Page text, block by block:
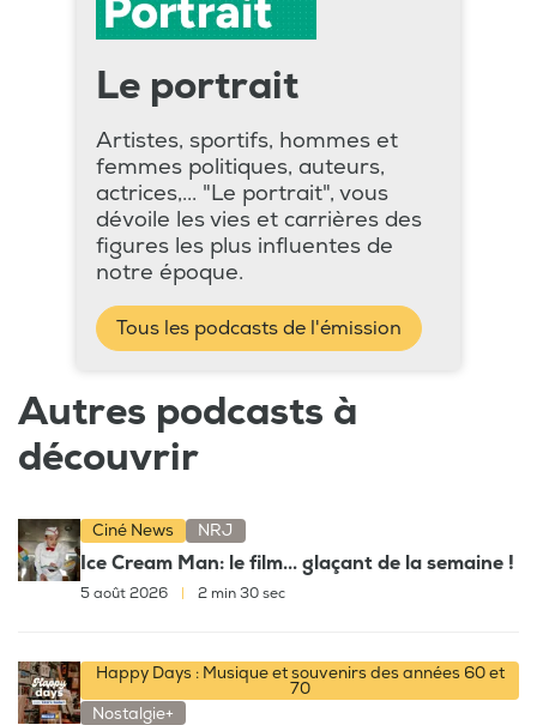
Le portrait
Artistes, sportifs, hommes et
femmes politiques, auteurs,
actrices,... "Le portrait", vous
dévoile les vies et carrières des
figures les plus influentes de
notre époque.
Tous les podcasts de l'émission
Autres podcasts à
découvrir
Ciné News NRJ
Ice Cream Man: le film... glaçant de la semaine !
5 août 2026 2 min 30 sec
Happy Days : Musique et souvenirs des années 60 et
70
Nostalgie+